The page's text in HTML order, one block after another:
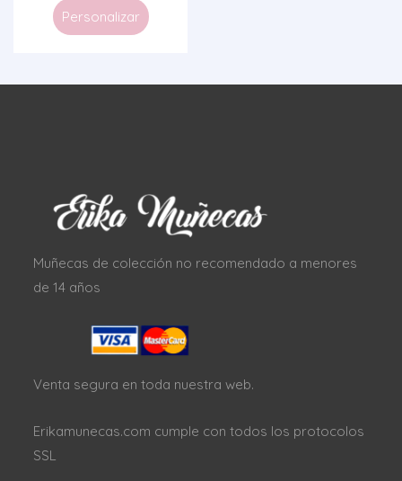
Personalizar
Muñecas de colección no recomendado a menores
de 14 años
Venta segura en toda nuestra web.
Erikamunecas.com cumple con todos los protocolos
SSL